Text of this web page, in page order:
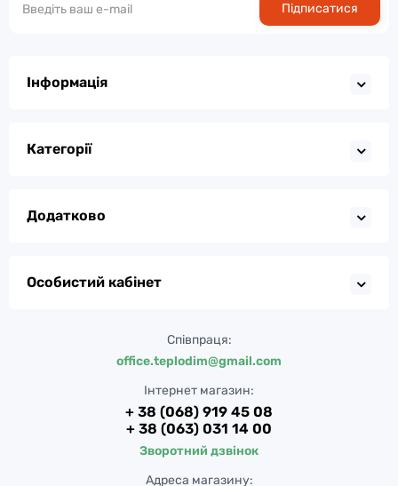
Підписатися
Інформація
Категорії
Додатково
Особистий кабінет
Співпраця:
office.teplodim@gmail.com
Інтернет магазин:
+ 38 (068) 919 45 08
+ 38 (063) 031 14 00
Зворотний дзвінок
Адреса магазину: